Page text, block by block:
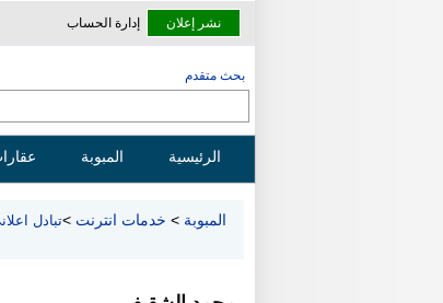
نشر إعلان إدارة الحساب
بحث متقدم
الرئيسية المبوبة
المبوبة > خدمات انترنت >تبادل